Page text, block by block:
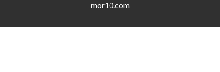
mor10.com